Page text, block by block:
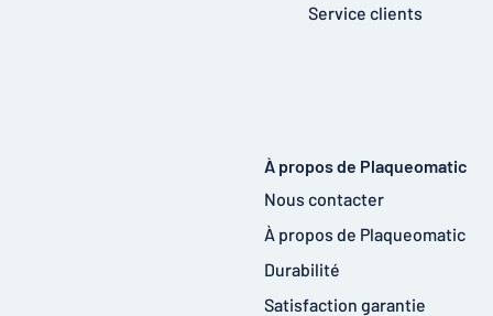
Service clients
À propos de Plaqueomatic
Nous contacter
À propos de Plaqueomatic
Durabilité
Satisfaction garantie